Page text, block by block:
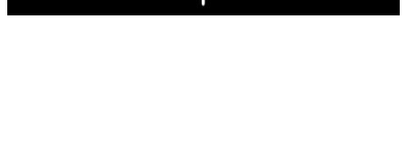
Play